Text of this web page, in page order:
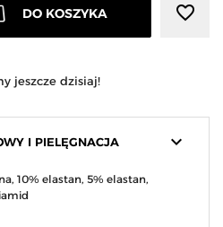
DO KOSZYKA favorite_border
jeszcze dzisiaj!
keyboard_arrow_down
I PIELĘGNACJA
10% elastan, 5% elastan,